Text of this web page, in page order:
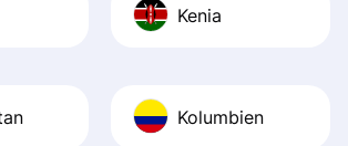
Kenia
Kolumbien